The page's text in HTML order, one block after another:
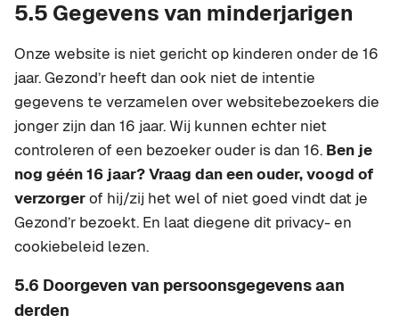
5.5 Gegevens van minderjarigen
Onze website is niet gericht op kinderen onder de 16
jaar. Gezond’r heeft dan ook niet de intentie
gegevens te verzamelen over websitebezoekers die
jonger zijn dan 16 jaar. Wij kunnen echter niet
controleren of een bezoeker ouder is dan 16. Ben je
nog géén 16 jaar? Vraag dan een ouder, voogd of
verzorgerof hij/zij het wel of niet goed vindt dat je
Gezond’r bezoekt. En laat diegene dit privacy- en
cookiebeleid lezen.
5.6 Doorgeven van persoonsgegevens aan
derden